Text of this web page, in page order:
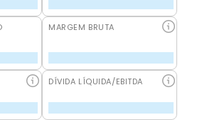
MARGEM BRUTA
DÍVIDA LÍQUIDA/EBITDA